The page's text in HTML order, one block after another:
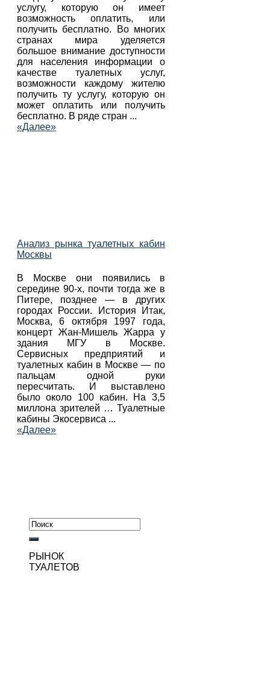
услугу, которую он имеет
возможность оплатить, или
получить бесплатно. Во многих
странах мира уделяется
большое внимание доступности
для населения информации о
качестве туалетных услуг,
возможности каждому жителю
получить ту услугу, которую он
может оплатить или получить
бесплатно. В ряде стран ...
«Далее»
Анализ рынка туалетных кабин
Москвы
В Москве они появились в
середине 90-х, почти тогда же в
Питере, позднее — в других
городах России. История Итак,
Москва, 6 октября 1997 года,
концерт Жан-Мишель Жарра у
здания МГУ в Москве.
Сервисных предприятий и
туалетных кабин в Москве — по
пальцам одной руки
пересчитать. И выставлено
было около 100 кабин. На 3,5
миллона зрителей … Туалетные
кабины Экосервиса ...
«Далее»
РЫНОК
ТУАЛЕТОВ